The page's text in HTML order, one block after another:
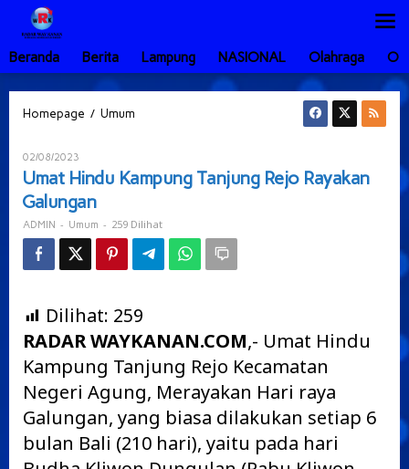
Lewati
konten
Beranda
Berita Lampung NASIONAL Olahraga
Homepage / Umum
Rejo
02/08/2023
ADMIN
Umat Hindu Kampung Tanjung Rejo Rayakan
Galungan
ADMIN - Umum - 259 Dilihat
Dilihat: 259
RADAR WAYKANAN.COM,- Umat Hindu
Kampung Tanjung Rejo Kecamatan
Negeri Agung, Merayakan Hari raya
Galungan, yang biasa dilakukan setiap 6
bulan Bali (210 hari), yaitu pada hari